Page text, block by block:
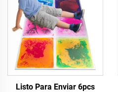
Listo Para Enviar 6pcs